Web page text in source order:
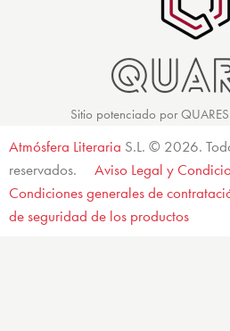
Sitio potenciado por QUARES
Atmósfera Literaria S.L. © 2026.
reservados. Aviso Legal y
Condiciones generales de
de seguridad de los productos